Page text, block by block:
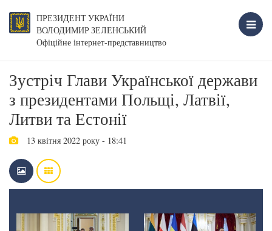
ПРЕЗИДЕНТ УКРАЇНИ
ВОЛОДИМИР ЗЕЛЕНСЬКИЙ
Офіційне інтернет-представництво
Зустріч Глави Української держави
з президентами Польщі, Латвії,
Литви та Естонії
13 квітня 2022 року - 18:41